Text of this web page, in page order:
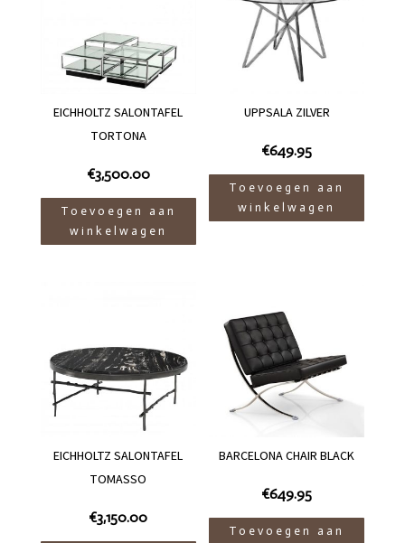
EICHHOLTZ SALONTAFEL
TORTONA
€3,500.00
Toevoegen aan
winkelwagen
UPPSALA ZILVER
€649.95
Toevoegen aan
winkelwagen
EICHHOLTZ SALONTAFEL
TOMASSO
€3,150.00
BARCELONA CHAIR BLACK
€649.95
Toevoegen aan